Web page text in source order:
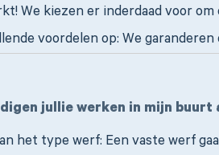
We kiezen er inderdaad voor
voordelen op: We
jullie werken in mijn buurt
het type werf: Een vaste werf